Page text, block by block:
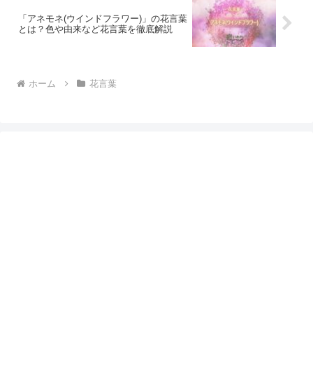
「アネモネ(ウインドフラワー)」の花言葉
とは？色や由来など花言葉を徹底解説
ホーム 花言葉